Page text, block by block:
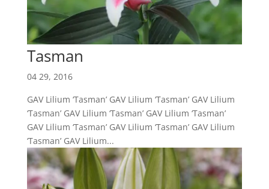
Tasman
04 29, 2016
GAV Lilium ‘Tasman’ GAV Lilium ‘Tasman’ GAV Lilium
‘Tasman’ GAV Lilium ‘Tasman’ GAV Lilium ‘Tasman’
GAV Lilium ‘Tasman’ GAV Lilium ‘Tasman’ GAV Lilium
‘Tasman’ GAV Lilium...